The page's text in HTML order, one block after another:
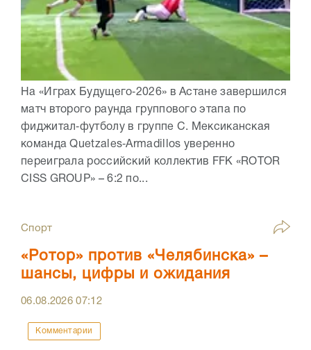
На «Играх Будущего‑2026» в Астане завершился
матч второго раунда группового этапа по
фиджитал‑футболу в группе C. Мексиканская
команда Quetzales‑Armadillos уверенно
переиграла российский коллектив FFK «ROTOR
CISS GROUP» – 6:2 по...
Спорт
«Ротор» против «Челябинска» –
шансы, цифры и ожидания
06.08.202607:12
Комментарии